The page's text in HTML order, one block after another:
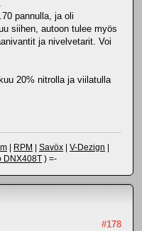
pannulla, ja oli
siihen, autoon tulee myös
ja nivelvetarit. Voi
20% nitrolla ja viilatulla
RPM Savöx V-Dezign
DNX408T ) =-
#178